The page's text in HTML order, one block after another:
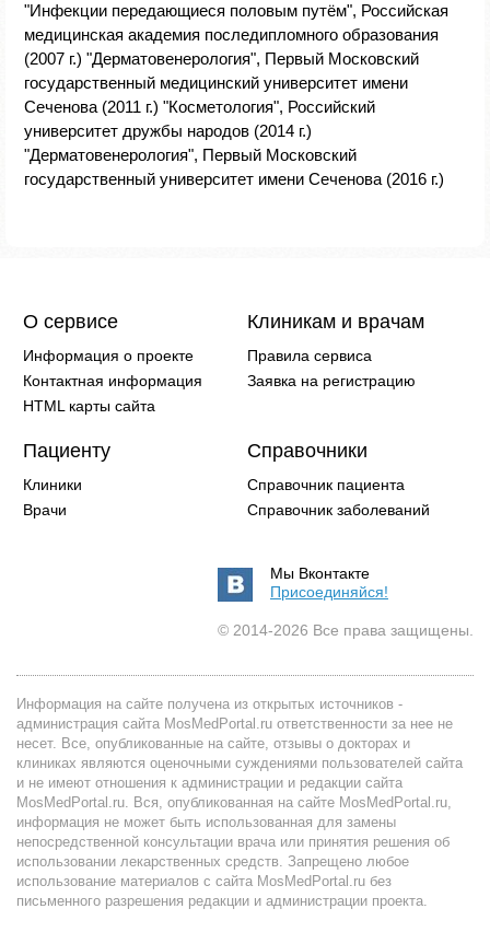
"Инфекции передающиеся половым путём", Российская
медицинская академия последипломного образования
(2007 г.) "Дерматовенерология", Первый Московский
государственный медицинский университет имени
Сеченова (2011 г.) "Косметология", Российский
университет дружбы народов (2014 г.)
"Дерматовенерология", Первый Московский
государственный университет имени Сеченова (2016 г.)
О сервисе
Информация о проекте
Контактная информация
HTML карты сайта
Клиникам и врачам
Правила сервиса
Заявка на регистрацию
Пациенту
Клиники
Врачи
Справочники
Справочник пациента
Справочник заболеваний
Мы Вконтакте
Присоединяйся!
© 2014-2026 Все права защищены.
Информация на сайте получена из открытых источников -
администрация сайта MosMedPortal.ru ответственности за нее не
несет. Все, опубликованные на сайте, отзывы о докторах и
клиниках являются оценочными суждениями пользователей сайта
и не имеют отношения к администрации и редакции сайта
MosMedPortal.ru. Вся, опубликованная на сайте MosMedPortal.ru,
информация не может быть использованная для замены
непосредственной консультации врача или принятия решения об
использовании лекарственных средств. Запрещено любое
использование материалов с сайта MosMedPortal.ru без
письменного разрешения редакции и администрации проекта.